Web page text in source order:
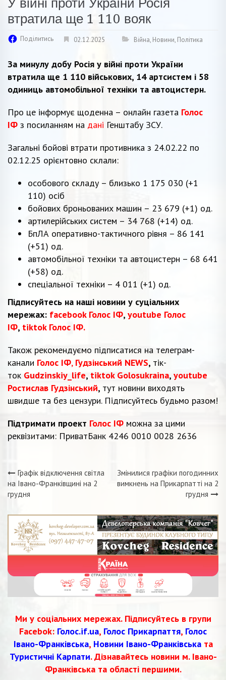
втратила ще 1 110 вояк
Поділитись 02.12.2025 Війна, Новини, Політика
За минулу добу Росія у війні проти України
втратила ще 1 110 військових, 14 артсистем і 58
одиниць автомобільної техніки та автоцистерн.
Про це інформує щоденна – онлайн газета Голос
ІФ з посиланням на дані Генштабу ЗСУ.
Загальні бойові втрати противника з 24.02.22 по
02.12.25 орієнтовно склали:
особового складу – близько 1 175 030 (+1
110) осіб
бойових броньованих машин – 23 679 (+1) од.
артилерійських систем – 34 768 (+14) од.
БпЛА оперативно-тактичного рівня – 86 141
(+51) од.
автомобільної техніки та автоцистерн – 68 641
(+58) од.
спеціальної техніки – 4 011 (+1) од.
Підписуйтесь на наші новини у суціальних
мережах: facebook Голос ІФ, youtube Голос
ІФ, tiktok Голос ІФ.
Також рекомендуємо підписатися на телеграм-
канали Голос ІФ, Гудзінський NEWS, тік-
ток Gudzinskiy_life, tiktok Golosukraina, youtube
Ростислав Гудзінський, тут новини виходять
швидше та без цензури. Підписуйтесь будьмо разом!
Підтримати проект Голос ІФ можна за цими
реквізитами: ПриватБанк 4246 0010 0028 2636
Навігація
Графік відключення світла
на Івано-Франківщині на 2
грудня
Змінилися графіки погодинних
вимкнень на Прикарпатті на 2
грудня
Ми у соціальних мережах. Підписуйтесь в групи
Facebok: Голос.if.ua, Голос Прикарпаття, Голос
Івано-Франківська, Новини Івано-Франківськата
Туристичні Карпати. Дізнавайтесь новини м. Івано-
Франківська та області першими.